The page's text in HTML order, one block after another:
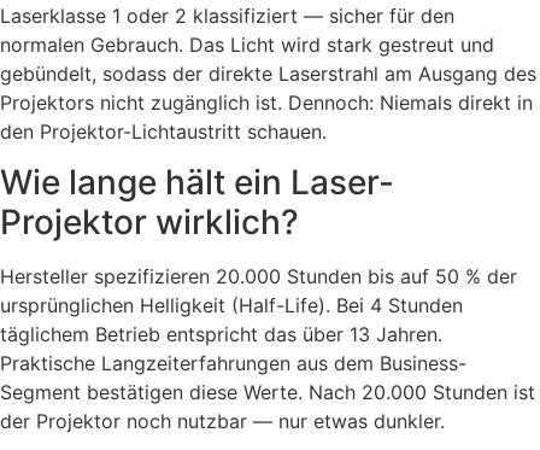
Laserklasse 1 oder 2 klassifiziert — sicher für den
normalen Gebrauch. Das Licht wird stark gestreut und
gebündelt, sodass der direkte Laserstrahl am Ausgang des
Projektors nicht zugänglich ist. Dennoch: Niemals direkt in
den Projektor-Lichtaustritt schauen.
Wie lange hält ein Laser-
Projektor wirklich?
Hersteller spezifizieren 20.000 Stunden bis auf 50 % der
ursprünglichen Helligkeit (Half-Life). Bei 4 Stunden
täglichem Betrieb entspricht das über 13 Jahren.
Praktische Langzeiterfahrungen aus dem Business-
Segment bestätigen diese Werte. Nach 20.000 Stunden ist
der Projektor noch nutzbar — nur etwas dunkler.